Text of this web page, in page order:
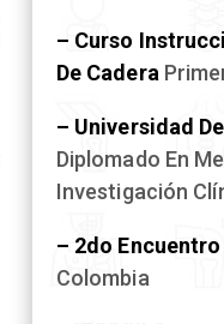
– Curso
De Cadera
– Universidad
Diplomado En
Investigación
– 2do
Colombia